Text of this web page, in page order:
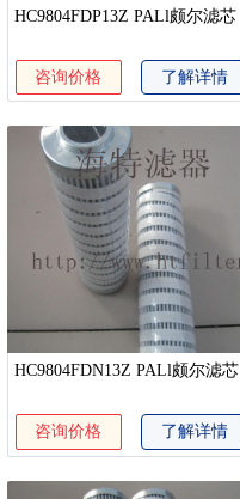
HC9804FDP13Z PALl颇尔滤芯
咨询价格 了解详情
HC9804FDN13Z PALl颇尔滤芯
咨询价格 了解详情